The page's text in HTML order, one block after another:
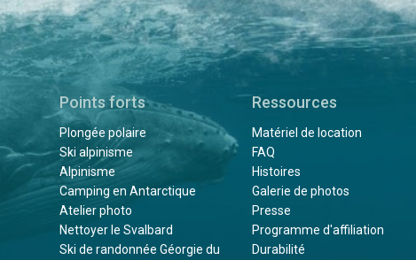
Points forts
Plongée polaire
Ski alpinisme
Alpinisme
Camping en Antarctique
Atelier photo
Nettoyer le Svalbard
Ski de randonnée Géorgie du
Ressources
Matériel de location
FAQ
Histoires
Galerie de photos
Presse
Programme d'affiliation
Durabilité